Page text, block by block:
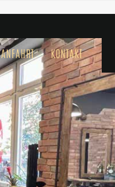
ANFAHRT KONTAKT